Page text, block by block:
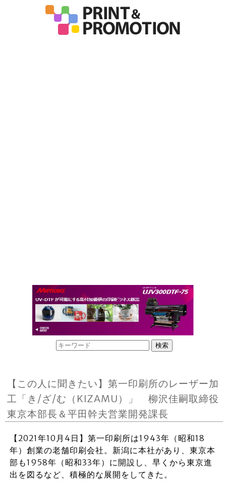
【この人に聞きたい】第一印刷所のレーザー加
工「き/ざ/む（KIZAMU）」 柳沢佳嗣取締役
東京本部長＆平田幹夫営業開発課長
【2021年10月4日】第一印刷所は1943年（昭和18
年）創業の老舗印刷会社。新潟に本社があり、東京本
部も1958年（昭和33年）に開設し、早くから東京進
出を図るなど、積極的な展開をしてきた。